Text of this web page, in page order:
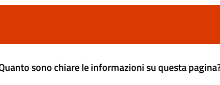
sono chiare le informazioni su questa